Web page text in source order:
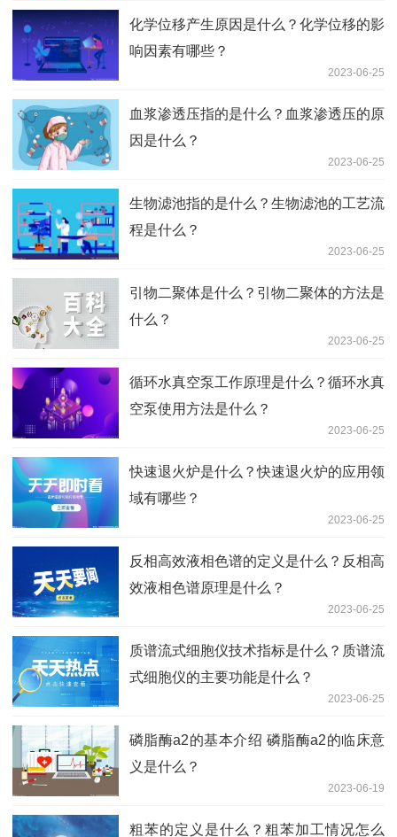
化学位移产生原因是什么？化学位移的影
响因素有哪些？
2023-06-25
血浆渗透压指的是什么？血浆渗透压的原
因是什么？
2023-06-25
生物滤池指的是什么？生物滤池的工艺流
程是什么？
2023-06-25
引物二聚体是什么？引物二聚体的方法是
什么？
2023-06-25
循环水真空泵工作原理是什么？循环水真
空泵使用方法是什么？
2023-06-25
快速退火炉是什么？快速退火炉的应用领
域有哪些？
2023-06-25
反相高效液相色谱的定义是什么？反相高
效液相色谱原理是什么？
2023-06-25
质谱流式细胞仪技术指标是什么？质谱流
式细胞仪的主要功能是什么？
2023-06-25
磷脂酶a2的基本介绍 磷脂酶a2的临床意
义是什么？
2023-06-19
粗苯的定义是什么？粗苯加工情况怎么